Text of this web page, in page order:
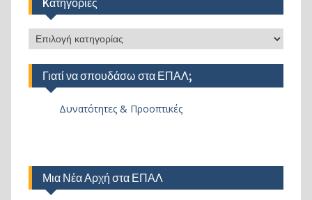
Kατηγορίες
Γιατί να σπουδάσω στα ΕΠΑΛ;
Δυνατότητες & Προοπτικές
Μια Νέα Αρχή στα ΕΠΑΛ